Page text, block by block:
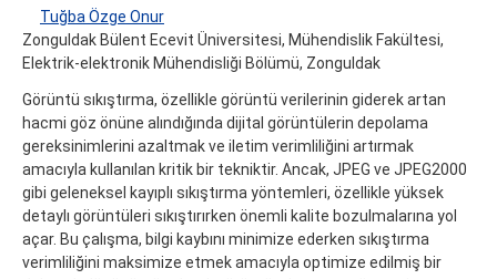
Tuğba Özge Onur
Zonguldak Bülent Ecevit Üniversitesi, Mühendislik Fakültesi,
Elektrik-elektronik Mühendisliği Bölümü, Zonguldak
Görüntü sıkıştırma, özellikle görüntü verilerinin giderek artan
hacmi göz önüne alındığında dijital görüntülerin depolama
gereksinimlerini azaltmak ve iletim verimliliğini artırmak
amacıyla kullanılan kritik bir tekniktir. Ancak, JPEG ve JPEG2000
gibi geleneksel kayıplı sıkıştırma yöntemleri, özellikle yüksek
detaylı görüntüleri sıkıştırırken önemli kalite bozulmalarına yol
açar. Bu çalışma, bilgi kaybını minimize ederken sıkıştırma
verimliliğini maksimize etmek amacıyla optimize edilmiş bir